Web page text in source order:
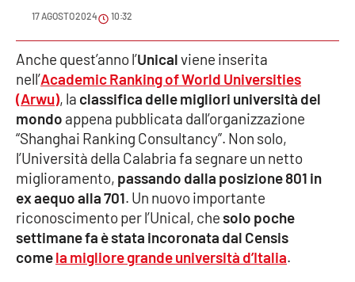
Meteo
Editoriali
VIDEO
Ambiente
Cronaca
Cultura
17 AGOSTO 2024 10:32
Anche quest’anno l’Unicalviene inserita
nell’Academic Ranking of World Universities
(Arwu), la classifica delle migliori università del
mondo appena pubblicata dall’organizzazione
“Shanghai Ranking Consultancy”. Non solo,
l’Università della Calabria fa segnare un netto
miglioramento, passando dalla posizione 801 in
ex aequo alla 701. Un nuovo importante
riconoscimento per l’Unical, chesolo poche
settimane fa è stata incoronata dal Censis
comela migliore grande università d’Italia.